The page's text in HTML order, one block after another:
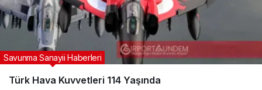
Türk Hava Kuvvetleri 114 Yaşında
Savunma Sanayii Haberleri